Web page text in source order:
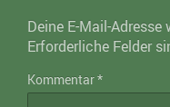
Deine E-Mail-
Erforderliche Felder
Kommentar*